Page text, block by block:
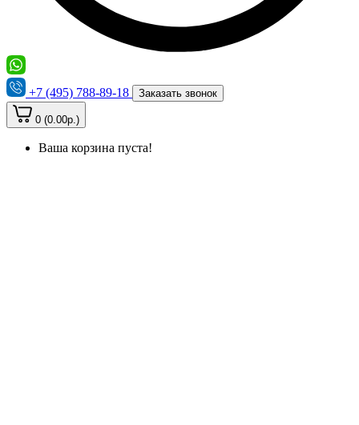
+7 (495) 788-89-18 Заказать звонок
0 (0.00р.)
Ваша корзина пуста!